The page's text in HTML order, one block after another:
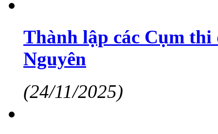
Thành lập các Cụm
Nguyên
(24/11/2025)